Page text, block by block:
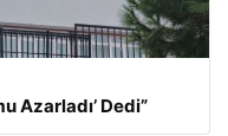
Azarladı’ Dedi”